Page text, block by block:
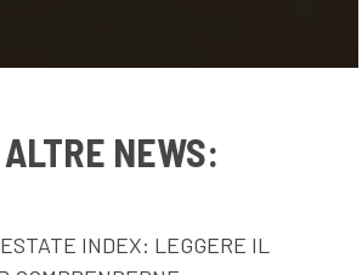
NEWS:
INDEX: LEGGERE IL